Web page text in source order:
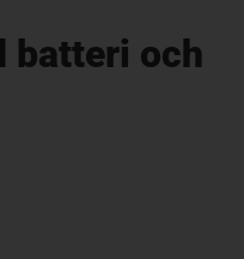
batteri och